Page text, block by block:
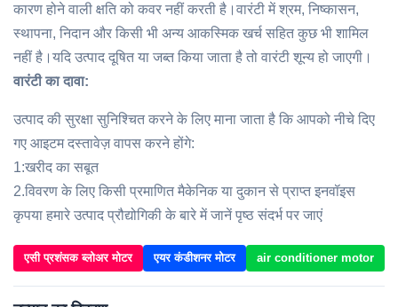
कारण होने वाली क्षति को कवर नहीं करती है।वारंटी में श्रम, निष्कासन,
स्थापना, निदान और किसी भी अन्य आकस्मिक खर्च सहित कुछ भी शामिल
नहीं है।यदि उत्पाद दूषित या जब्त किया जाता है तो वारंटी शून्य हो जाएगी।
वारंटी का दावा:
उत्पाद की सुरक्षा सुनिश्चित करने के लिए माना जाता है कि आपको नीचे दिए
गए आइटम दस्तावेज़ वापस करने होंगे:
1:खरीद का सबूत
2.विवरण के लिए किसी प्रमाणित मैकेनिक या दुकान से प्राप्त इनवॉइस
कृपया हमारे उत्पाद प्रौद्योगिकी के बारे में जानें पृष्ठ संदर्भ पर जाएं
एसी प्रशंसक ब्लोअर मोटर एयर कंडीशनर मोटर air conditioner motor